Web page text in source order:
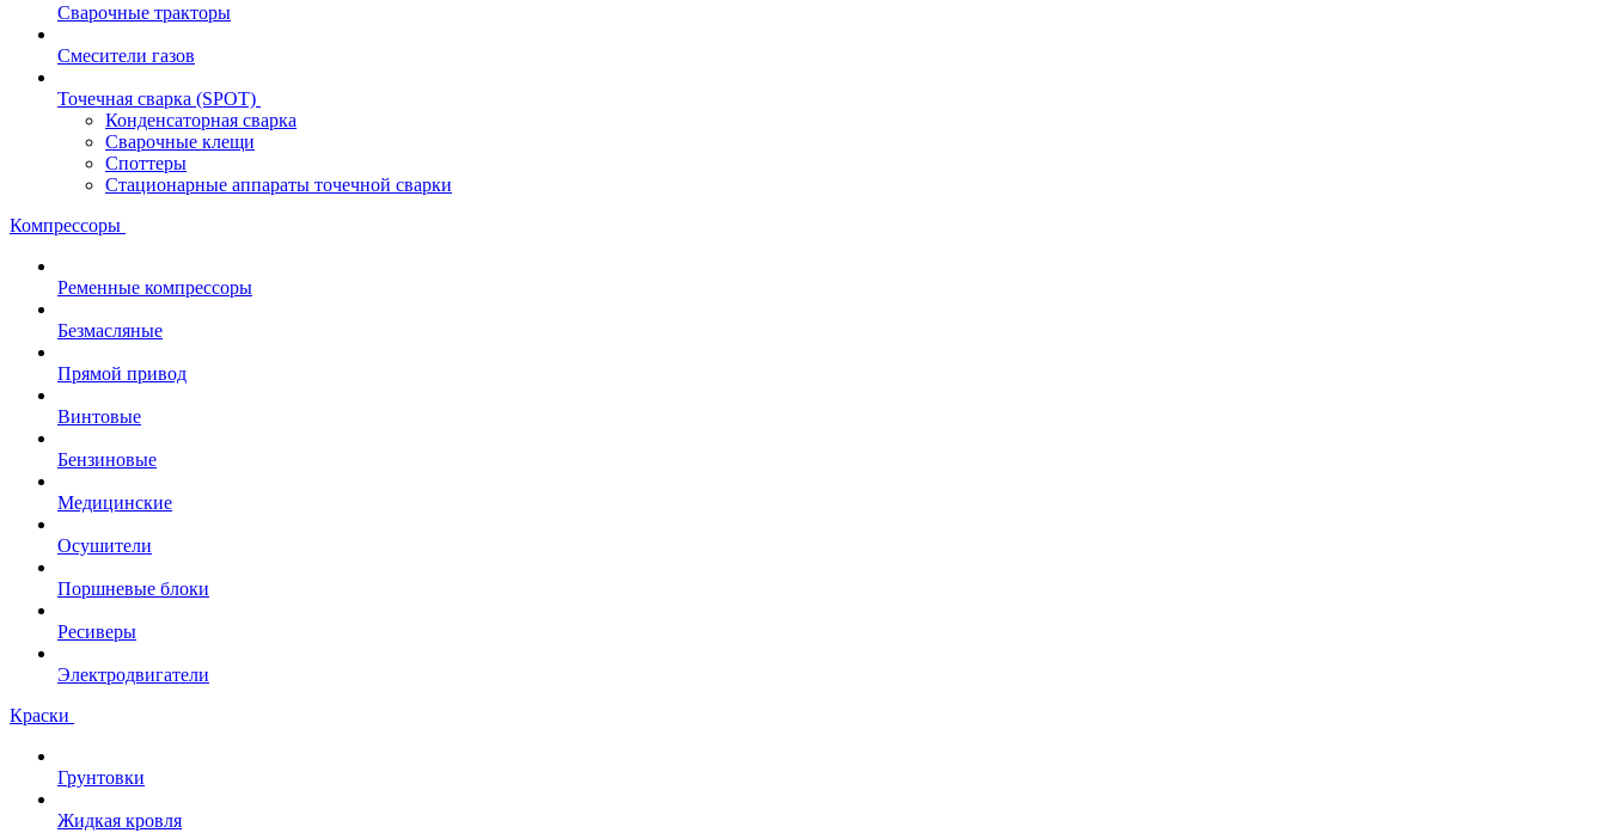
Сварочные тракторы
Смесители газов
Точечная сварка (SPOT)
Конденсаторная сварка
Сварочные клещи
Споттеры
Стационарные аппараты точечной сварки
Компрессоры
Ременные компрессоры
Безмасляные
Прямой привод
Винтовые
Бензиновые
Медицинские
Осушители
Поршневые блоки
Ресиверы
Электродвигатели
Краски
Грунтовки
Жидкая кровля